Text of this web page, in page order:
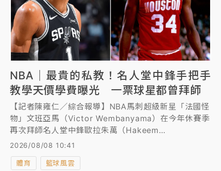
NBA｜最貴的私教！名人堂中鋒手把手
教學天價學費曝光 一票球星都曾拜師
【記者陳雍仁／綜合報導】NBA馬刺超級新星「法國怪
物」文班亞馬（Victor Wembanyama）在今年休賽季
再次拜師名人堂中鋒歐拉朱萬（Hakeem
Olajuwon），精進自己的禁區進攻技能包，展現進步
野心。根據美媒報導，歐拉朱萬一對一專屬特訓價碼高
達每周10萬美元（約台幣323萬元），堪稱是NBA最昂
2026/08/08 10:41
體育 籃球風雲